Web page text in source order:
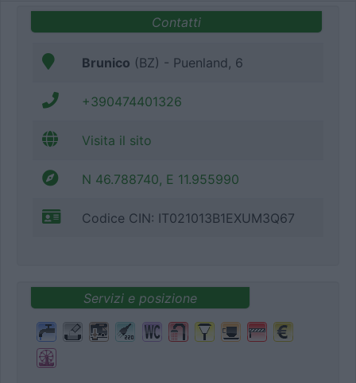
Contatti
Brunico (BZ) - Puenland, 6
+390474401326
Visita il sito
N 46.788740, E 11.955990
Codice CIN: IT021013B1EXUM3Q67
Servizi e posizione